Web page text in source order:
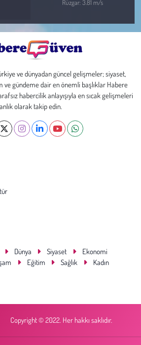
Rüzgar: 3.81 m/s
ve dünyadan güncel gelişmeler; siyaset,
ve gündeme dair en önemli başlıklar Habere
habercilik anlayışıyla en sıcak gelişmeleri
anlık olarak takip edin.
Dünya Siyaset
Ekonomi
Eğitim Sağlık
Kadın
Copyright © 2022. Her hakkı saklıdır.